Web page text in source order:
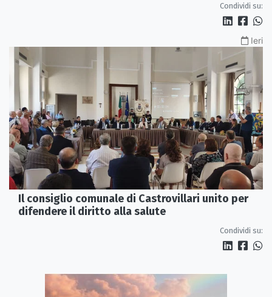
Condividi su:
Ieri
Il consiglio comunale di Castrovillari unito per
difendere il diritto alla salute
Condividi su: